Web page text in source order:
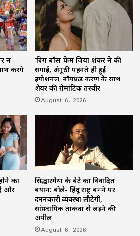
न
करेंगे
‘बिग बॉस’ फेम जिया शंकर ने की
सगाई, अंगूठी पहनते ही हुईं
इमोशनल, बॉयफ्रेंड करण के साथ
शेयर की रोमांटिक तस्वीरें
August 6, 2026
का
और
सिद्धारमैया के बेटे का विवादित
बयान: बोले- हिंदू राष्ट्र बनने पर
दमनकारी व्यवस्था लौटेगी,
सांप्रदायिक ताकतों से लड़ने की
अपील
August 6, 2026